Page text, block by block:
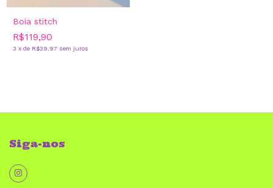
Boia stitch
R$119,90
3 x de R$39,97 sem juros
Siga-nos